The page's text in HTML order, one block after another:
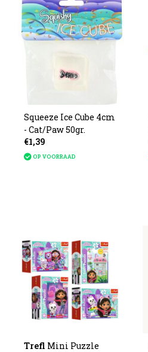
Squeeze Ice Cube 4cm
- Cat/Paw 50gr.
€1,39
OP VOORRAAD
Trefl Mini Puzzle